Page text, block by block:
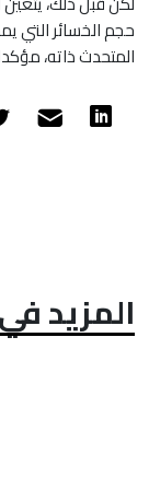
حجم الخسائر التي
المتحدث ذاته،
المزيد